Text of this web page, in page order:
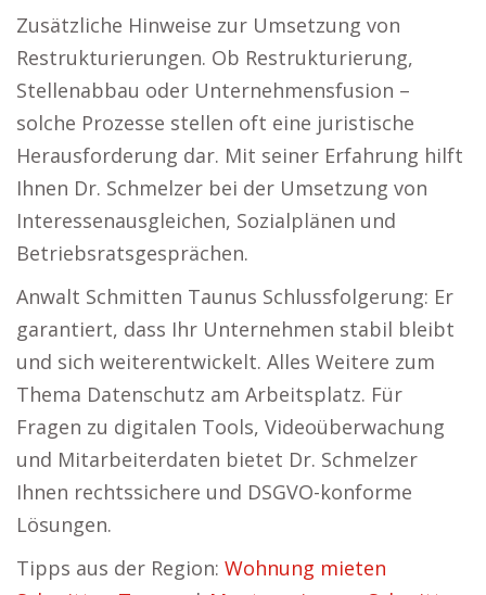
Zusätzliche Hinweise zur Umsetzung von
Restrukturierungen. Ob Restrukturierung,
Stellenabbau oder Unternehmensfusion –
solche Prozesse stellen oft eine juristische
Herausforderung dar. Mit seiner Erfahrung hilft
Ihnen Dr. Schmelzer bei der Umsetzung von
Interessenausgleichen, Sozialplänen und
Betriebsratsgesprächen.
Anwalt Schmitten Taunus Schlussfolgerung: Er
garantiert, dass Ihr Unternehmen stabil bleibt
und sich weiterentwickelt. Alles Weitere zum
Thema Datenschutz am Arbeitsplatz. Für
Fragen zu digitalen Tools, Videoüberwachung
und Mitarbeiterdaten bietet Dr. Schmelzer
Ihnen rechtssichere und DSGVO-konforme
Lösungen.
Tipps aus der Region: Wohnung mieten